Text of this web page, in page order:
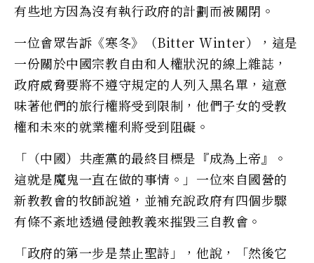
有些地方因為沒有執行政府的計劃而被關閉。
一位會眾告訴《寒冬》（Bitter Winter），這是
一份關於中國宗教自由和人權狀況的線上雜誌，
政府威脅要將不遵守規定的人列入黑名單，這意
味著他們的旅行權將受到限制，他們子女的受教
權和未來的就業權利將受到阻礙。
「（中國）共產黨的最終目標是『成為上帝』。
這就是魔鬼一直在做的事情。」一位來自國營的
新教教會的牧師說道，並補充說政府有四個步驟
有條不紊地透過侵蝕教義來摧毀三自教會。
「政府的第一步是禁止聖詩」，他說，「然後它